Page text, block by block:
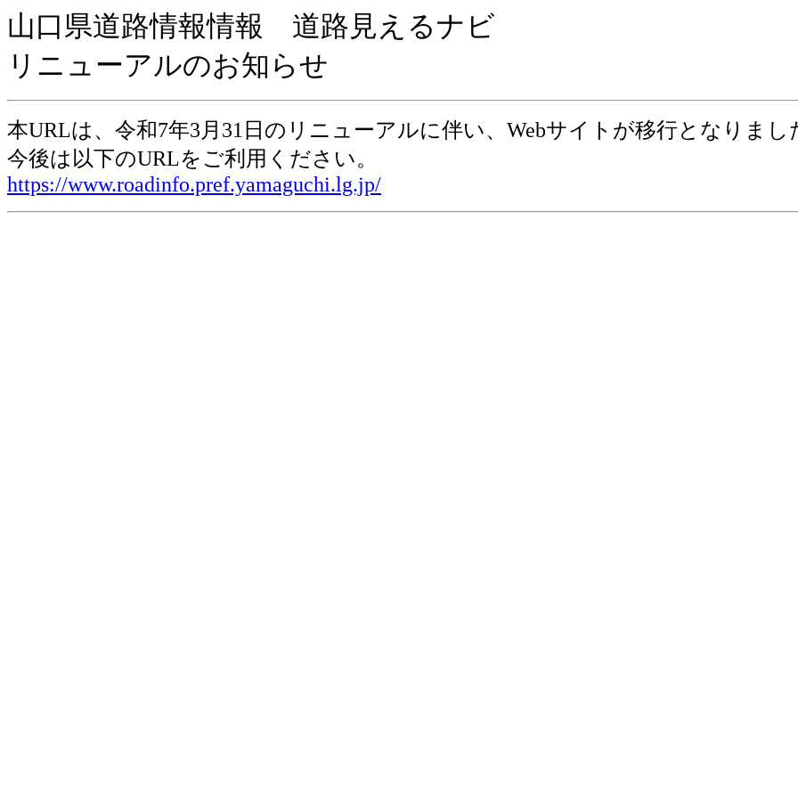
山口県道路情報情報 道路見えるナビ
リニューアルのお知らせ
本URLは、令和7年3月31日のリニューアルに伴い、Webサイトが移行となりまし
今後は以下のURLをご利用ください。
https://www.roadinfo.pref.yamaguchi.lg.jp/